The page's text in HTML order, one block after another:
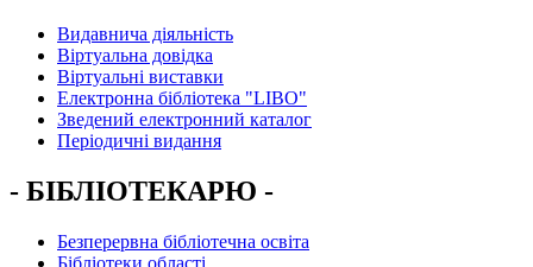
Видавнича діяльність
Віртуальна довідка
Віртуальні виставки
Електронна бібліотека "LIBO"
Зведений електронний каталог
Періодичні видання
- БІБЛІОТЕКАРЮ -
Безперервна бібліотечна освіта
Бібліотеки області